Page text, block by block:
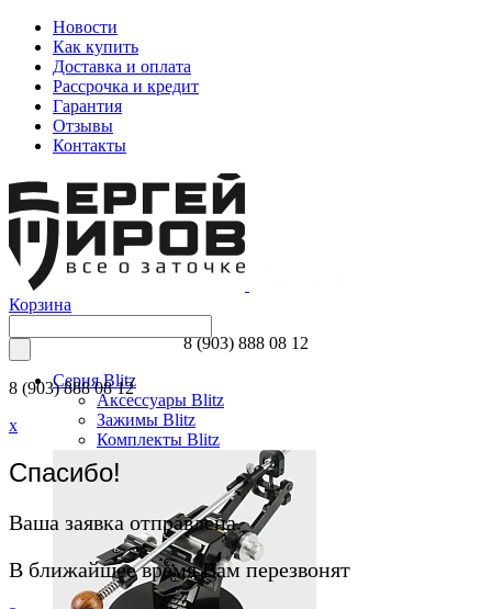
Новости
Как купить
Доставка и оплата
Рассрочка и кредит
Гарантия
Отзывы
Контакты
Корзина
8 (903) 888 08 12
x
Спасибо!
Ваша заявка отправлена.
В ближайшее время Вам перезвонят
8 (903) 888 08 12
Серия Blitz
Аксессуары Blitz
Зажимы Blitz
Комплекты Blitz